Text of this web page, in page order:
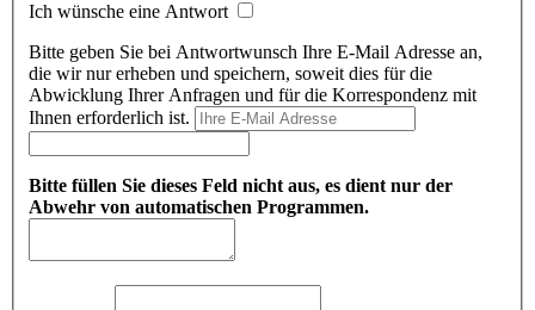
Ich wünsche eine Antwort
Bitte geben Sie bei Antwortwunsch Ihre E-Mail Adresse an,
die wir nur erheben und speichern, soweit dies für die
Abwicklung Ihrer Anfragen und für die Korrespondenz mit
Ihnen erforderlich ist.
Bitte füllen Sie dieses Feld nicht aus, es dient nur der
Abwehr von automatischen Programmen.